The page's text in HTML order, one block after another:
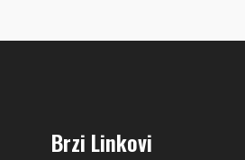
Brzi Linkovi